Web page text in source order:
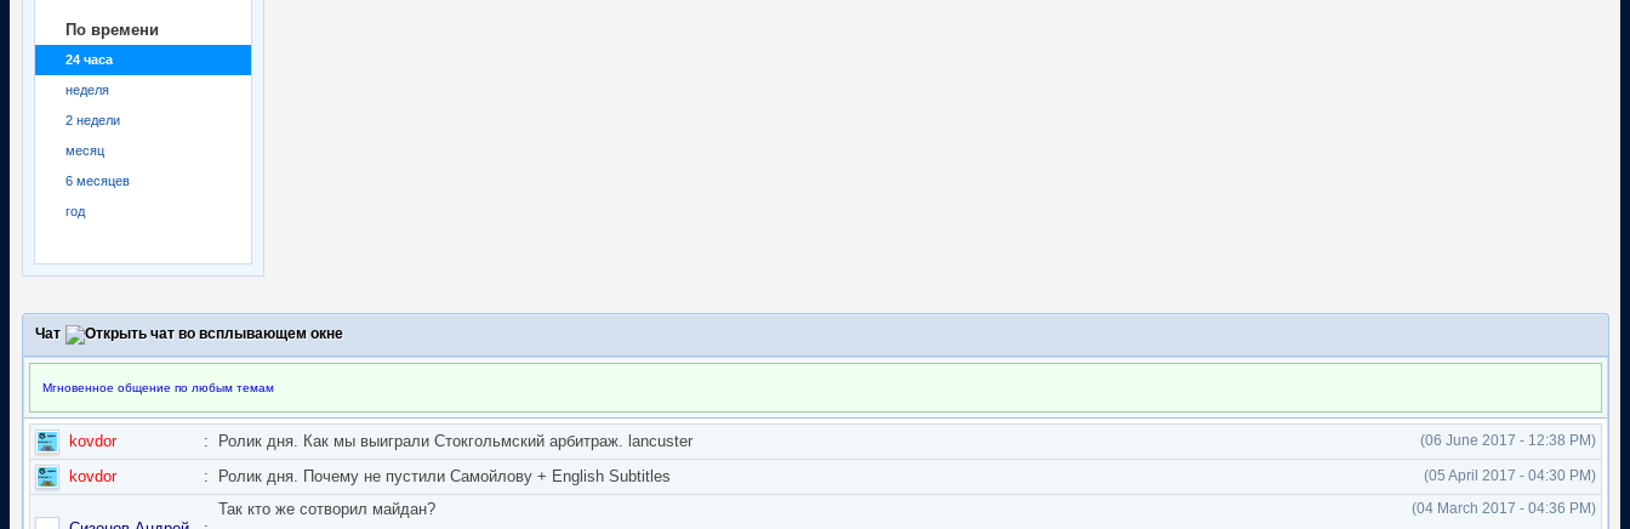
По времени
24 часа
неделя
2 недели
месяц
6 месяцев
год
Чат
Мгновенное общение по любым темам
kovdor : (06 June 2017 - 12:38 PM)
Ролик дня. Как мы выиграли Стокгольмский арбитраж. lancuster
kovdor
: (05 April 2017 - 04:30 PM)
Ролик дня. Почему не пустили Самойлову + English Subtitles
(04 March 2017 - 04:36 PM)
Так кто же сотворил майдан?